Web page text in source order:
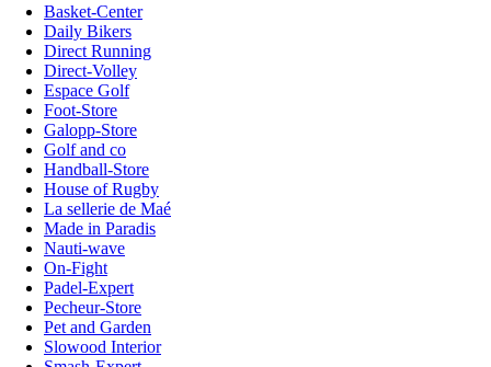
Basket-Center
Daily Bikers
Direct Running
Direct-Volley
Espace Golf
Foot-Store
Galopp-Store
Golf and co
Handball-Store
House of Rugby
La sellerie de Maé
Made in Paradis
Nauti-wave
On-Fight
Padel-Expert
Pecheur-Store
Pet and Garden
Slowood Interior